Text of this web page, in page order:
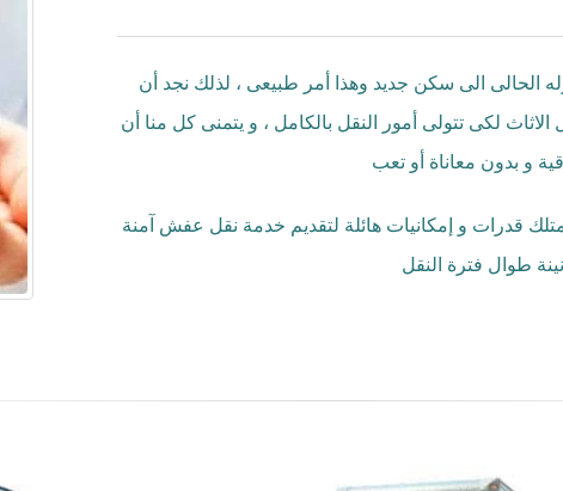
الحالى الى سكن جديد وهذا أمر طبيعى ، لذلك نجد أن
لكى تتولى أمور النقل بالكامل ، و يتمنى كل منا أن
و بدون معاناة أو تعب
قدرات و إمكانيات هائلة لتقديم خدمة نقل عفش آمنة
طوال فترة النقل